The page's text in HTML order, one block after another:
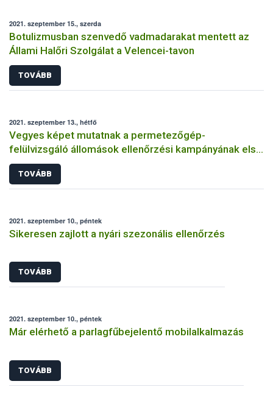
2021. szeptember 15., szerda
Botulizmusban szenvedő vadmadarakat mentett az
Állami Halőri Szolgálat a Velencei-tavon
TOVÁBB
2021. szeptember 13., hétfő
Vegyes képet mutatnak a permetezőgép-
felülvizsgáló állomások ellenőrzési kampányának első
eredményei
TOVÁBB
2021. szeptember 10., péntek
Sikeresen zajlott a nyári szezonális ellenőrzés
TOVÁBB
2021. szeptember 10., péntek
Már elérhető a parlagfűbejelentő mobilalkalmazás
TOVÁBB